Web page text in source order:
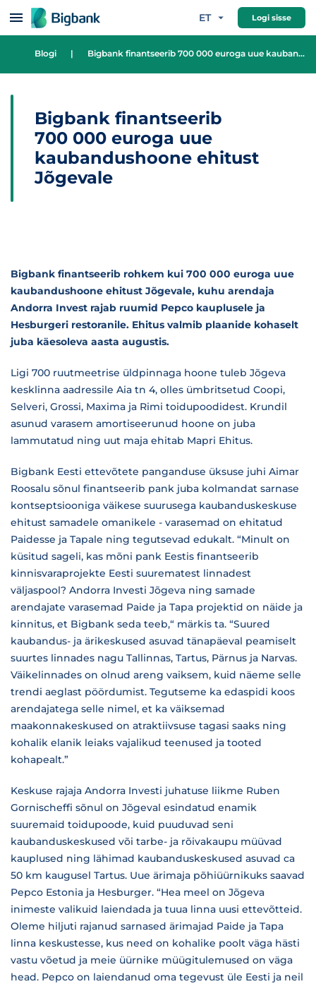
Hüppa sisu juurde ET Logi sisse
Blogi | Bigbank finantseerib 700 000 euroga uue kaubandushoone ehitust Jõgevale
Bigbank finantseerib
700 000 euroga uue
kaubandushoone ehitust
Jõgevale
Bigbank finantseerib rohkem kui 700 000 euroga uue
kaubandushoone ehitust Jõgevale, kuhu arendaja
Andorra Invest rajab ruumid Pepco kauplusele ja
Hesburgeri restoranile. Ehitus valmib plaanide kohaselt
juba käesoleva aasta augustis.
Ligi 700 ruutmeetrise üldpinnaga hoone tuleb Jõgeva
kesklinna aadressile Aia tn 4, olles ümbritsetud Coopi,
Selveri, Grossi, Maxima ja Rimi toidupoodidest. Krundil
asunud varasem amortiseerunud hoone on juba
lammutatud ning uut maja ehitab Mapri Ehitus.
Bigbank Eesti ettevõtete panganduse üksuse juhi Aimar
Roosalu sõnul finantseerib pank juba kolmandat sarnase
kontseptsiooniga väikese suurusega kaubanduskeskuse
ehitust samadele omanikele - varasemad on ehitatud
Paidesse ja Tapale ning tegutsevad edukalt. “Minult on
küsitud sageli, kas mõni pank Eestis finantseerib
kinnisvaraprojekte Eesti suurematest linnadest
väljaspool? Andorra Investi Jõgeva ning samade
arendajate varasemad Paide ja Tapa projektid on näide ja
kinnitus, et Bigbank seda teeb,“ märkis ta. “Suured
kaubandus- ja ärikeskused asuvad tänapäeval peamiselt
suurtes linnades nagu Tallinnas, Tartus, Pärnus ja Narvas.
Väikelinnades on olnud areng vaiksem, kuid näeme selle
trendi aeglast pöördumist. Tegutseme ka edaspidi koos
arendajatega selle nimel, et ka väiksemad
maakonnakeskused on atraktiivsuse tagasi saaks ning
kohalik elanik leiaks vajalikud teenused ja tooted
kohapealt.”
Keskuse rajaja Andorra Investi juhatuse liikme Ruben
Gornischeffi sõnul on Jõgeval esindatud enamik
suuremaid toidupoode, kuid puuduvad seni
kaubanduskeskused või tarbe- ja rõivakaupu müüvad
kauplused ning lähimad kaubanduskeskused asuvad ca
50 km kaugusel Tartus. Uue ärimaja põhiüürnikuks saavad
Pepco Estonia ja Hesburger. “Hea meel on Jõgeva
inimeste valikuid laiendada ja tuua linna uusi ettevõtteid.
Oleme hiljuti rajanud sarnased ärimajad Paide ja Tapa
linna keskustesse, kus need on kohalike poolt väga hästi
vastu võetud ja meie üürnike müügitulemused on väga
head. Pepco on laiendanud oma tegevust üle Eesti ja neil